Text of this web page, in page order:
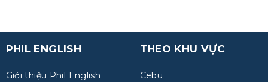
PHIL ENGLISH
Giới thiệu Phil English
THEO KHU VỰC
Cebu